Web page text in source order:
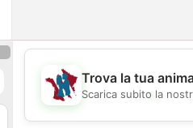
💖
Trova la tua
Scarica subito la